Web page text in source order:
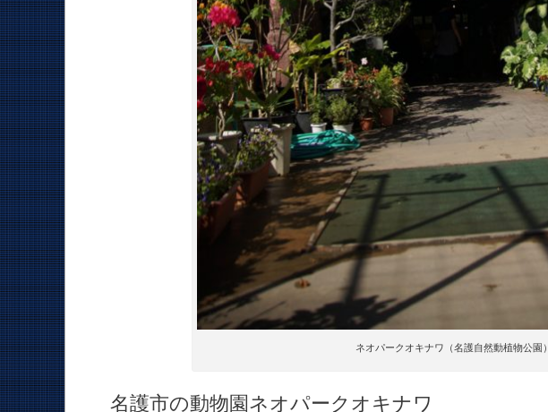
ネオパークオキナワ（名護自然動植物公園）
名護市の動物園ネオパークオキナワ